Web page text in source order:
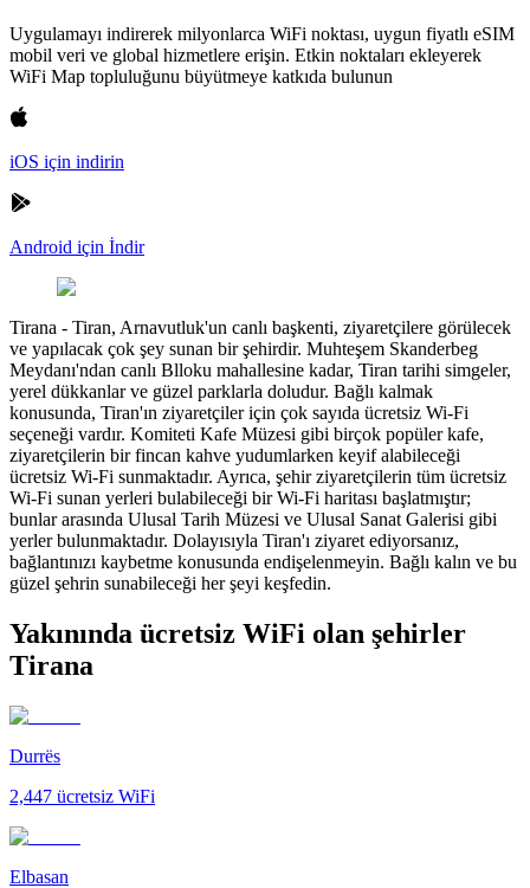
Uygulamayı indirerek milyonlarca WiFi noktası, uygun fiyatlı eSIM
mobil veri ve global hizmetlere erişin. Etkin noktaları ekleyerek
WiFi Map topluluğunu büyütmeye katkıda bulunun
iOS için indirin
Android için İndir
Tirana - Tiran, Arnavutluk'un canlı başkenti, ziyaretçilere görülecek
ve yapılacak çok şey sunan bir şehirdir. Muhteşem Skanderbeg
Meydanı'ndan canlı Blloku mahallesine kadar, Tiran tarihi simgeler,
yerel dükkanlar ve güzel parklarla doludur. Bağlı kalmak
konusunda, Tiran'ın ziyaretçiler için çok sayıda ücretsiz Wi-Fi
seçeneği vardır. Komiteti Kafe Müzesi gibi birçok popüler kafe,
ziyaretçilerin bir fincan kahve yudumlarken keyif alabileceği
ücretsiz Wi-Fi sunmaktadır. Ayrıca, şehir ziyaretçilerin tüm ücretsiz
Wi-Fi sunan yerleri bulabileceği bir Wi-Fi haritası başlatmıştır;
bunlar arasında Ulusal Tarih Müzesi ve Ulusal Sanat Galerisi gibi
yerler bulunmaktadır. Dolayısıyla Tiran'ı ziyaret ediyorsanız,
bağlantınızı kaybetme konusunda endişelenmeyin. Bağlı kalın ve bu
güzel şehrin sunabileceği her şeyi keşfedin.
Yakınında ücretsiz WiFi olan şehirler
Tirana
Durrës
2,447 ücretsiz WiFi
Elbasan